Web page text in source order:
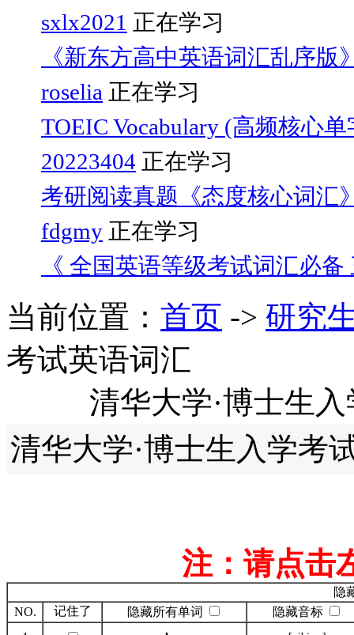
sxlx2021 正在学习
《新东方高中英语词汇乱序版
roselia 正在学习
TOEIC Vocabulary (高频核心
20223404 正在学习
考研阅读真题《态度核心词汇
fdgmy 正在学习
《 全国英语等级考试词汇必备
当前位置： 首页 -> 研究
考试英语词汇
清华大学·博士生
清华大学·博士生入学考
注：请点击
隐
NO.
记住了 隐藏所有单词
隐藏音标